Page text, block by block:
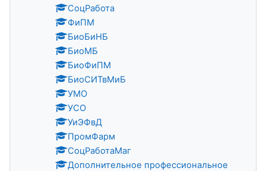
СоцРабота
ФиПМ
БиоБиНБ
БиоМБ
БиоФиПМ
БиоСИТвМиБ
УМО
УСО
УиЭФвД
ПромФарм
СоцРаботаМаг
Дополнительное профессиональное